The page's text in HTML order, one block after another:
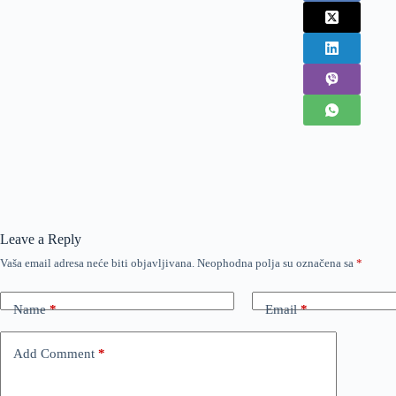
Leave a Reply
Vaša email adresa neće biti objavljivana. Neophodna polja su označena sa *
Name* Email*
Add Comment *